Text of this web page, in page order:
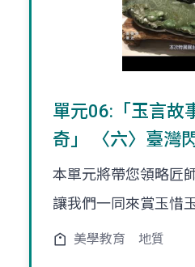
單元06:「玉言故
奇」 〈六〉臺灣
本單元將帶您領略匠
讓我們一同來賞玉惜
美學教育 地質